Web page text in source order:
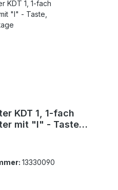
1, 1-fach
mit "I" - Taste,
13330090